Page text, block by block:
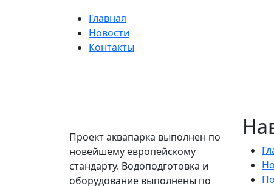
Главная
Новости
Контакты
Проект аквапарка выполнен по
новейшему европейскому
стандарту. Водоподготовка и
оборудование выполнены по